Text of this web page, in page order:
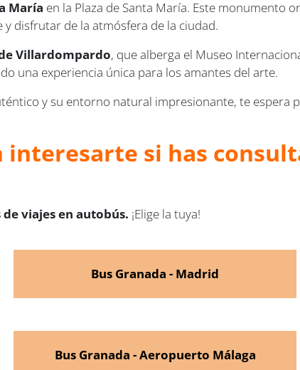
María en la Plaza de Santa María. Este monumento
disfrutar de la atmósfera de la ciudad.
Villardompardo, que alberga el Museo
una experiencia única para los amantes del arte.
y su entorno natural impresionante, te espera
si has
viajes en autobús. ¡Elige la tuya!
Bus Granada - Madrid
Bus Granada - Aeropuerto Málaga